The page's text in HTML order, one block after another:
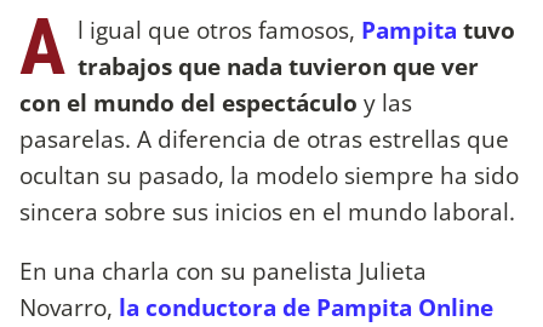
A l igual que otros famosos, Pampita tuvo
trabajos que nada tuvieron que ver
con el mundo del espectáculo y las
pasarelas. A diferencia de otras estrellas que
ocultan su pasado, la modelo siempre ha sido
sincera sobre sus inicios en el mundo laboral.
En una charla con su panelista Julieta
Novarro, la conductora de Pampita Online